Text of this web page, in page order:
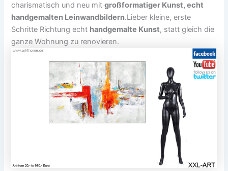
charismatisch und neu mitgroßformatiger Kunst, echt
handgemalten Leinwandbildern.Lieber kleine, erste
Schritte Richtung echt handgemalte Kunst, statt gleich die
ganze Wohnung zu renovieren.